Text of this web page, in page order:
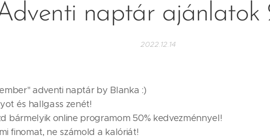
naptár ajánlatok
2022.12.14
adventi naptár by Blanka :)
és hallgass zenét!
bármelyik online programom 50% kedvezménnyel!
finomat, ne számold a kalóriát!